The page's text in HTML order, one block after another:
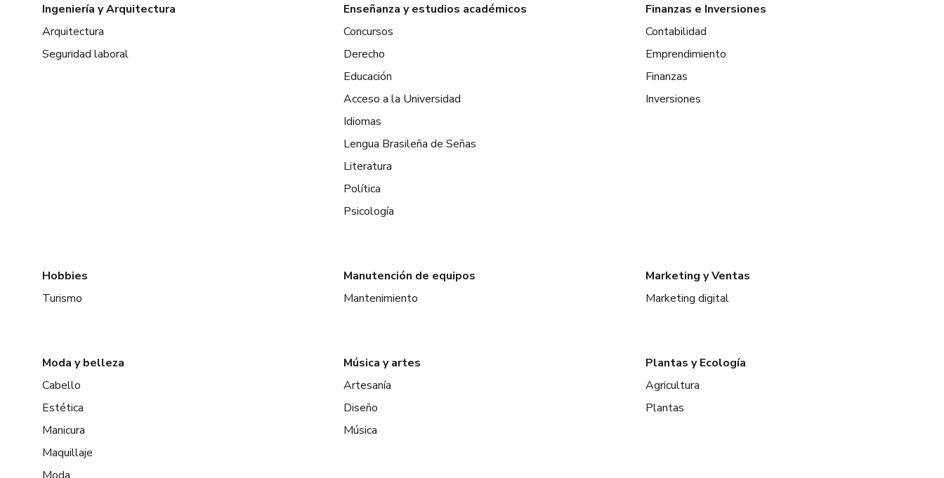
Ingeniería y Arquitectura
Arquitectura
Seguridad laboral
Enseñanza y estudios académicos
Concursos
Derecho
Educación
Acceso a la Universidad
Idiomas
Lengua Brasileña de Señas
Literatura
Política
Psicología
Finanzas e Inversiones
Contabilidad
Emprendimiento
Finanzas
Inversiones
Hobbies
Turismo
Manutención de equipos
Mantenimiento
Marketing y Ventas
Marketing digital
Moda y belleza
Cabello
Estética
Manicura
Maquillaje
Música y artes
Artesanía
Diseño
Música
Plantas y Ecología
Agricultura
Plantas